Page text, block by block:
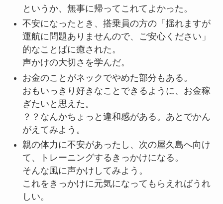
というか、無事に帰ってこれてよかった。
不安になったとき、搭乗員の方の「揺れますが
運航に問題ありませんので、ご安心ください」
的なことばに癒された。
声かけの大切さを学んだ。
お金のことがネックでやめた部分もある。
おもいっきり好きなことできるように、お金稼
ぎたいと思えた。
？？なんかちょっと違和感がある。あとでかん
がえてみよう。
親の体力に不安があったし、次の屋久島へ向け
て、トレーニングするきっかけになる。
そんな風に声かけしてみよう。
これをきっかけに元気になってもらえればうれ
しい。